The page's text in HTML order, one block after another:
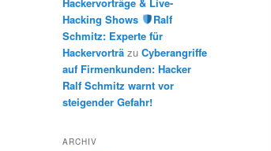
Hacking Shows
Ralf
Schmitz: Experte für
Hackervorträ zu Cyberangriffe
auf Firmenkunden: Hacker
Ralf Schmitz warnt vor
steigender Gefahr!
ARCHIV